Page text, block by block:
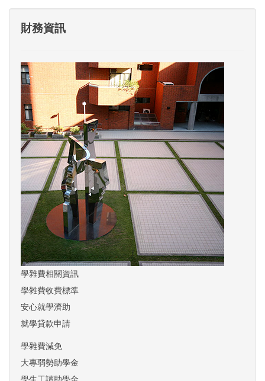
財務資訊
學雜費相關資訊
學雜費收費標準
安心就學濟助
就學貸款申請
學雜費減免
大專弱勢助學金